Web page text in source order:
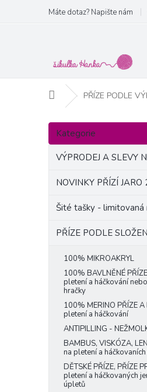
obsah
Máte dotaz? Napište nám
Domů PŘÍZE PODLE
P
s
Přeskočit
kategorie
Kategorie
VÝPRODEJ A SLEVY
NOVINKY PŘÍZÍ JARO
Šité tašky - limitovaná
PŘÍZE PODLE
100% MIKROAKRYL
100% BAVLNĚNÉ
pletení a háčkování
hračky
100% MERINO PŘÍZE A
pletení a háčkování
ANTIPILLING -
BAMBUS, VISKÓZA,
na pletení a
DĚTSKÉ PŘÍZE, PŘÍZE
pletení a háčkovaných
úpletů